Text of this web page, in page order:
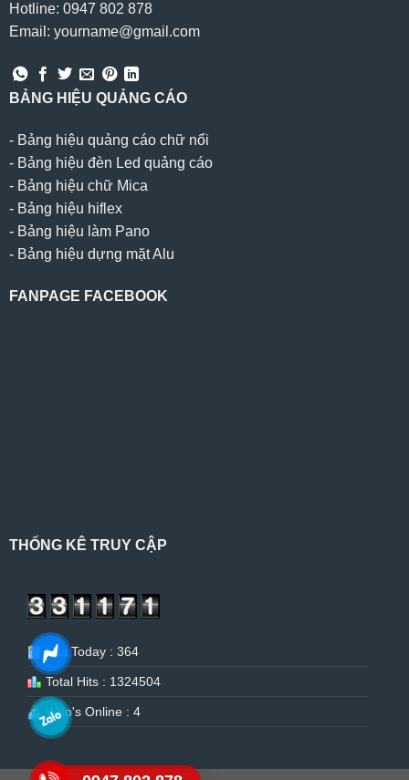
Hotline: 0947 802 878
Email: yourname@gmail.com
BẢNG HIỆU QUẢNG CÁO
- Bảng hiệu quảng cáo chữ nổi
- Bảng hiệu đèn Led quảng cáo
- Bảng hiệu chữ Mica
- Bảng hiệu hiflex
- Bảng hiệu làm Pano
- Bảng hiệu dựng mặt Alu
FANPAGE FACEBOOK
THỐNG KÊ TRUY CẬP
Hits Today : 364
Total Hits : 1324504
Who's Online : 4